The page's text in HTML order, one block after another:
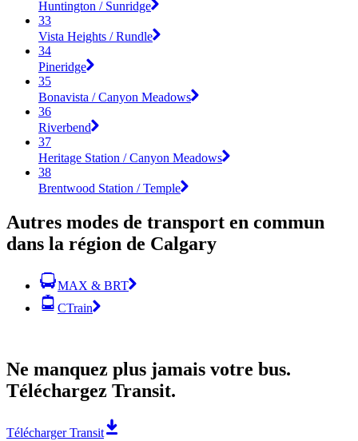
Huntington / Sunridge
33
Vista Heights / Rundle
34
Pineridge
35
Bonavista / Canyon Meadows
36
Riverbend
37
Heritage Station / Canyon Meadows
38
Brentwood Station / Temple
Autres modes de transport en commun
dans la région de Calgary
MAX & BRT
CTrain
Ne manquez plus jamais votre bus.
Téléchargez Transit.
Télécharger Transit